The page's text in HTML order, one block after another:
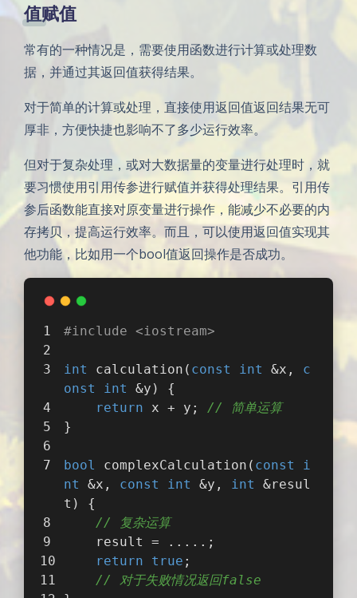
值赋值
常有的一种情况是，需要使用函数进行计算或处理数
据，并通过其返回值获得结果。
对于简单的计算或处理，直接使用返回值返回结果无可
厚非，方便快捷也影响不了多少运行效率。
但对于复杂处理，或对大数据量的变量进行处理时，就
要习惯使用引用传参进行赋值并获得处理结果。引用传
参后函数能直接对原变量进行操作，能减少不必要的内
存拷贝，提高运行效率。而且，可以使用返回值实现其
他功能，比如用一个bool值返回操作是否成功。
#include <iostream>
int calculation ( const int &x, c
onst
int &y)
{
return x + y; // 简单运算
}
bool complexCalculation ( const
i
nt
&x, const int &y, int
&resul
t)
{
// 复杂运算
    result = .....;
return
true ;
// 对于失败情况返回false